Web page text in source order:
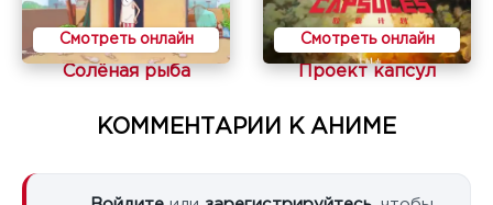
Смотреть онлайн
Солёная рыба
Смотреть онлайн
Проект капсул
КОММЕНТАРИИ К АНИМЕ